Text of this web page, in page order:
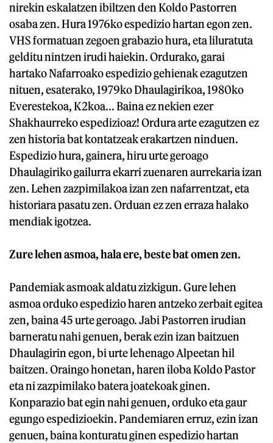
nirekin eskalatzen ibiltzen den Koldo Pastorren
osaba zen. Hura 1976ko espedizio hartan egon zen.
VHS formatuan zegoen grabazio hura, eta liluratuta
gelditu nintzen irudi haiekin. Ordurako, garai
hartako Nafarroako espedizio gehienak ezagutzen
nituen, esaterako, 1979ko Dhaulagirikoa, 1980ko
Everestekoa, K2koa... Baina ez nekien ezer
Shakhaurreko espedizioaz! Ordura arte ezagutzen ez
zen historia bat kontatzeak erakartzen ninduen.
Espedizio hura, gainera, hiru urte geroago
Dhaulagiriko gailurra ekarri zuenaren aurrekaria izan
zen. Lehen zazpimilakoa izan zen nafarrentzat, eta
historiara pasatu zen. Orduan ez zen erraza halako
mendiak igotzea.
Zure lehen asmoa, hala ere, beste bat omen zen.
Pandemiak asmoak aldatu zizkigun. Gure lehen
asmoa orduko espedizio haren antzeko zerbait egitea
zen, baina 45 urte geroago. Jabi Pastorren irudian
barneratu nahi genuen, berak ezin izan baitzuen
Dhaulagirin egon, bi urte lehenago Alpeetan hil
baitzen. Oraingo honetan, haren iloba Koldo Pastor
eta ni zazpimilako batera joatekoak ginen.
Konparazio bat egin nahi genuen, orduko eta gaur
egungo espedizioekin. Pandemiaren erruz, ezin izan
genuen, baina konturatu ginen espedizio hartan